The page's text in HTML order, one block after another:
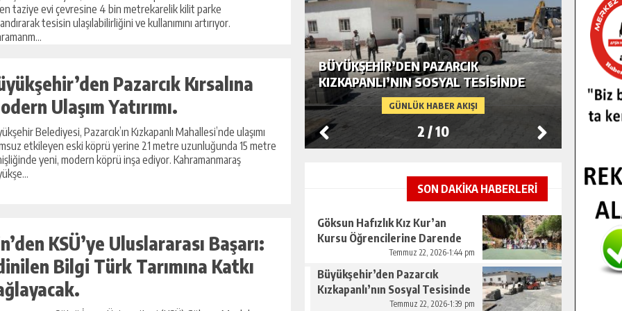
taziye evi çevresine 4 bin metrekarelik kilit parke
tesisin ulaşılabilirliğini ve kullanımını artırıyor.
Pazarcık Kırsalına
Ulaşım Yatırımı.
Belediyesi, Pazarcık’ın Kızkapanlı Mahallesi’nde ulaşımı
etkileyen eski köprü yerine 21 metre uzunluğunda 15 metre
yeni, modern köprü inşa ediyor. Kahramanmaraş
KSÜ’ye Uluslararası Başarı:
Bilgi Türk Tarımına Katkı
GÜNLÜK HABER AKIŞI
ÖĞRENCILERINE DARENDE GEZISI.
GÜNLÜK HABER AKIŞI
BÜYÜKŞEHIR’DEN PAZARCIK
KIZKAPANLI’NIN SOSYAL TESISINDE
ÇEVRE DÜZENLEMESI.
2 /10
SON DAKİKA HABERLERİ
Göksun Hafızlık Kız Kur’an
Kursu Öğrencilerine Darende
Temmuz 22, 2026-1:44 pm
Büyükşehir’den Pazarcık
Kızkapanlı’nın Sosyal Tesisinde
Çevre Düzenlemesi.Temmuz 22, 2026-1:39 pm